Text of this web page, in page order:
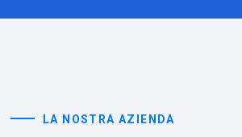
LA NOSTRA AZIENDA